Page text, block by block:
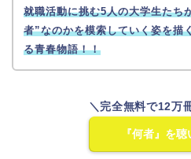
就職活動に挑む5人の大学生たち
者”なのかを模索していく姿を描
る青春物語！！
＼完全無料で12万
『何者』を